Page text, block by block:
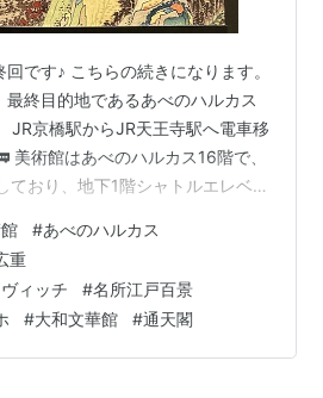
です♪ こちらの続きになります。
終目的地であるあべのハルカス
JR京橋駅からJR天王寺駅へ電車移
美術館はあべのハルカス16階で、
ており、地下1階シャトルエレベー
阪市阿倍野区阿倍野筋1-1-43 あべ
摺すりの極きわみ― 2024年7月6
） 前期：7月6日（土）～ 8月4日
火）～ 9月1日（日） 開館時間：
：00…
#あべのハルカス
重
ィッチ #名所江戸百景
#大和文華館 #通天閣